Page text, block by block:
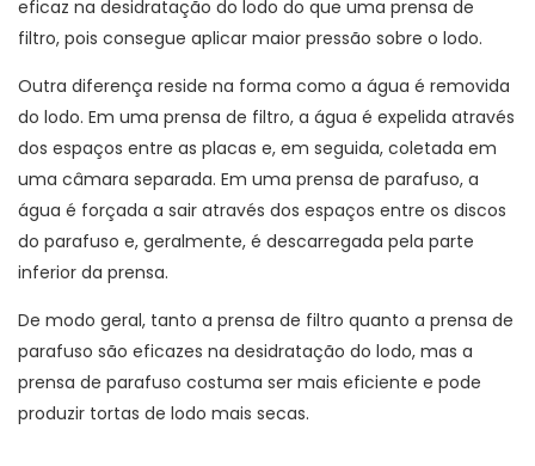
eficaz na desidratação do lodo do que uma prensa de
filtro, pois consegue aplicar maior pressão sobre o lodo.
Outra diferença reside na forma como a água é removida
do lodo. Em uma prensa de filtro, a água é expelida através
dos espaços entre as placas e, em seguida, coletada em
uma câmara separada. Em uma prensa de parafuso, a
água é forçada a sair através dos espaços entre os discos
do parafuso e, geralmente, é descarregada pela parte
inferior da prensa.
De modo geral, tanto a prensa de filtro quanto a prensa de
parafuso são eficazes na desidratação do lodo, mas a
prensa de parafuso costuma ser mais eficiente e pode
produzir tortas de lodo mais secas.